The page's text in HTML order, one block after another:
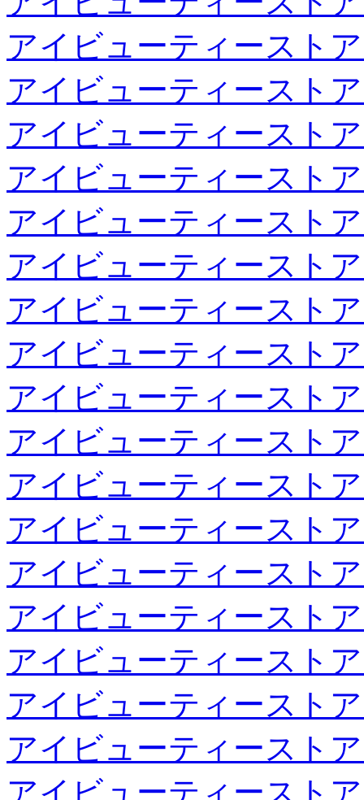
アイビューティースト
アイビューティースト
アイビューティースト
アイビューティースト
アイビューティースト
アイビューティースト
アイビューティースト
アイビューティースト
アイビューティースト
アイビューティースト
アイビューティースト
アイビューティースト
アイビューティースト
アイビューティースト
アイビューティースト
アイビューティースト
アイビューティースト
アイビューティースト